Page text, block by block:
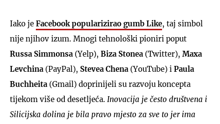
Iako je Facebook popularizirao gumb Like, taj simbol
nije njihov izum. Mnogi tehnološki pioniri poput
Russa Simmonsa (Yelp), Biza Stonea (Twitter), Maxa
Levchina (PayPal), Stevea Chena (YouTube) i Paula
Buchheita (Gmail) doprinijeli su razvoju koncepta
tijekom više od desetljeća. Inovacija je često društvena i
Silicijska dolina je bila pravo mjesto za sve to jer ima